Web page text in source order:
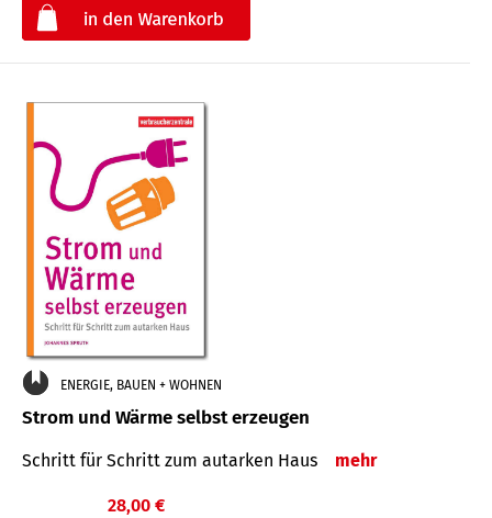
ENERGIE, BAUEN + WOHNEN
Strom und Wärme selbst erzeugen
Schritt für Schritt zum autarken Haus mehr
28,00 €